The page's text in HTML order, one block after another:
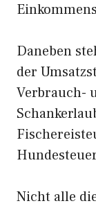
Daneben
der
Verbrauch-
Nicht alle